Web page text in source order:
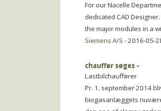
For our Nacelle
dedicated CAD
the major modules in a
Siemens A/S - 2016-05-
chauffør søges -
Lastbilchauffører
Pr. 1. september 2014
biogasanlæggets